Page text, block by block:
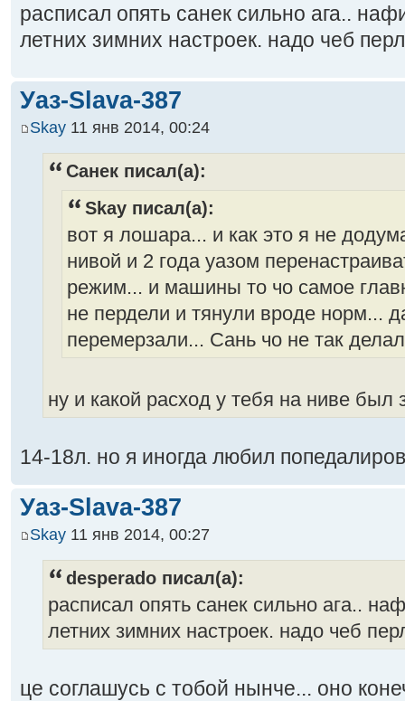
расписал опять санек сильно ага..
летних зимних настроек. надо чеб
Уаз-Slava-387
Skay 11 янв 2014, 00:24
Санек писал(а):
Skay писал(а):
вот я лошара... и как это я не
нивой и 2 года уазом
режим... и машины то чо самое
не пердели и тянули вроде норм...
перемерзали... Сань чо не так
ну и какой расход у тебя на ниве был
14-18л. но я иногда любил
Уаз-Slava-387
Skay 11 янв 2014, 00:27
desperado писал(а):
расписал опять санек сильно ага..
летних зимних настроек. надо чеб
це соглашусь с тобой нынче... оно